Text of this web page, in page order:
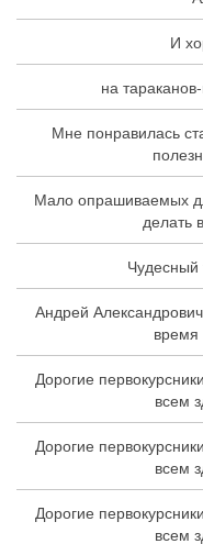
И
на
Мне понравилась
Мало опрашиваемых
делать
Чудесный
Андрей
время
Дорогие
всем
Дорогие
всем
Дорогие
всем